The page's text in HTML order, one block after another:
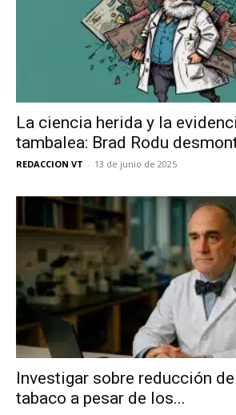
La ciencia herida y la
tambalea: Brad Rodu
REDACCION VT - 13 de junio de 2025
Investigar sobre reducción
tabaco a pesar de los...